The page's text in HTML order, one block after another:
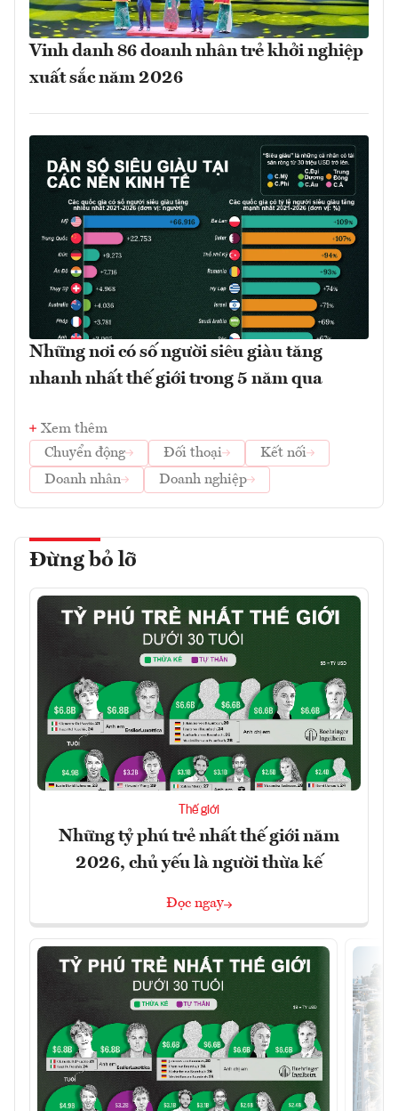
Vinh danh 86 doanh nhân trẻ khởi nghiệp
xuất sắc năm 2026
Những nơi có số người siêu giàu tăng
nhanh nhất thế giới trong 5 năm qua
Xem thêm
Chuyển động
Đối thoại
Kết nối
Doanh nhân
Doanh nghiệp
Đừng bỏ lỡ
Thế giới
Những tỷ phú trẻ nhất thế giới năm
2026, chủ yếu là người thừa kế
Đọc ngay